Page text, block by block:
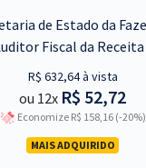
de Estado da
Fiscal da
R$ 632,64 à vista
ou 12x R$ 52,72
Economize R$ 158,16 (-20%)
MAIS ADQUIRIDO